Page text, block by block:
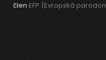
člen EFP (Evropská